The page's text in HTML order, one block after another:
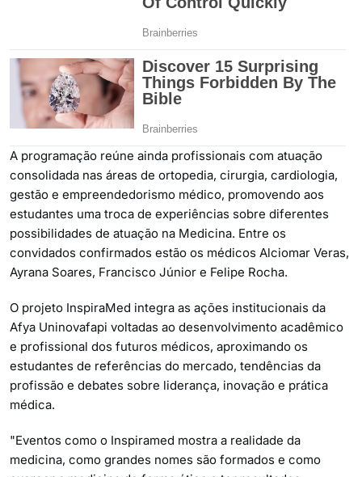
A programação reúne ainda profissionais com atuação
consolidada nas áreas de ortopedia, cirurgia, cardiologia,
gestão e empreendedorismo médico, promovendo aos
estudantes uma troca de experiências sobre diferentes
possibilidades de atuação na Medicina. Entre os
convidados confirmados estão os médicos Alciomar Veras,
Ayrana Soares, Francisco Júnior e Felipe Rocha.
O projeto InspiraMed integra as ações institucionais da
Afya Uninovafapi voltadas ao desenvolvimento acadêmico
e profissional dos futuros médicos, aproximando os
estudantes de referências do mercado, tendências da
profissão e debates sobre liderança, inovação e prática
médica.
"Eventos como o Inspiramed mostra a realidade da
medicina, como grandes nomes são formados e como